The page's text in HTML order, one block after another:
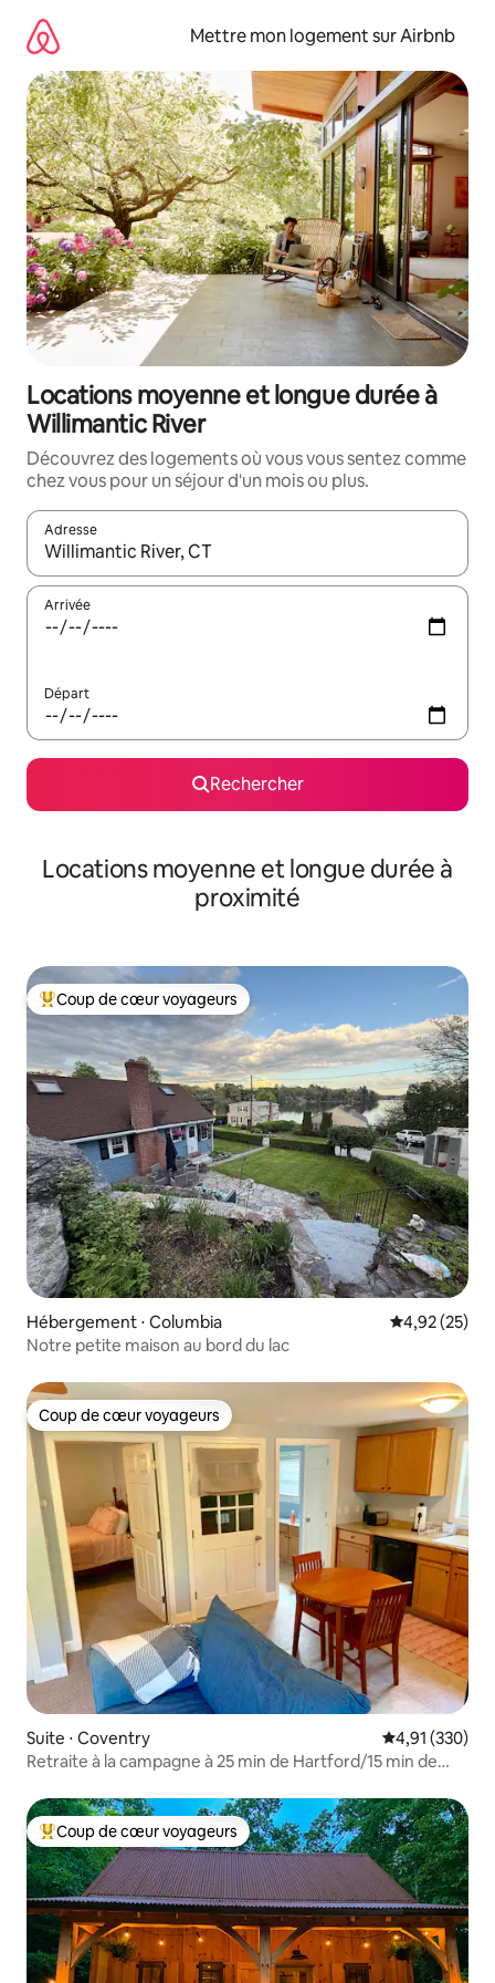
directement
contenu
Mettre mon logement sur Airbnb
Locations moyenne et longue durée à
Willimantic River
Découvrez des logements où vous vous sentez comme
chez vous pour un séjour d'un mois ou plus.
Adresse
Lorsque les résultats s'affichent, utilisez les flèches vers le
Arrivée
Départ
Rechercher
Locations moyenne et longue durée à
proximité
Coups de cœur voyageurs les plus appréciés
Coup de cœur voyageurs
Hébergement ⋅ Columbia Évaluation
4,92 (25)
Notre petite maison au bord du lac
Coup de cœur voyageurs
Coup de cœur voyageurs
Suite ⋅ Coventry Évaluation
4,91 (330)
Retraite à la campagne à 25 min de Hartford/15 min de
Coups de cœur voyageurs les plus appréciés
Coup de cœur voyageurs